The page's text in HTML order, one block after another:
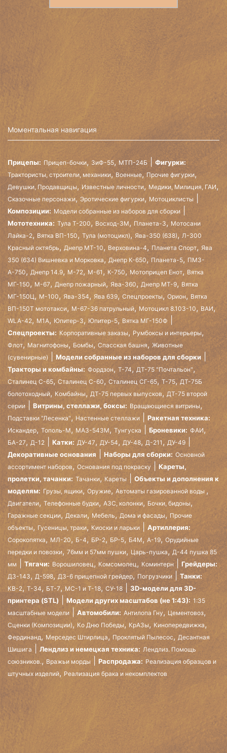
Моментальная навигация
Прицепы: Прицеп-бочки, ЗиФ-55, МТП-24Б Фигурки:
Трактористы, строители, механики, Военные, Прочие фигурки,
Девушки, Продавщицы, Известные личности, Медики, Милиция, ГАИ,
Сказочные персонажи, Эротические фигурки, Мотоциклисты
Композиции: Модели собранные из наборов для сборки
Мототехника: Тула Т-200, Восход-3М, Планета-3, Мотосани
Лайка-2, Вятка ВП-150, Тула (мотоцикл), Ява-350 (638), Л-300
Красный октябрь, Днепр МТ-10, Верховина-4, Планета Спорт, Ява
350 (634) Вишневка и Морковка, Днепр К-650,Планета-5, ПМЗ-
А-750, Днепр 14.9, М-72, М-61 , К-750,Мотоприцеп Енот, Вятка
МГ-150, М-67, Днепр пожарный, Ява-360, Днепр МТ-9, Вятка
МГ-150Ц, М-100, Ява-354, Ява 639, Спецпроекты, Орион, Вятка
ВП-150Т мототакси, М-67-36 патрульный, Мотоцикл 8.103-10, ВАИ,
WLA-42, М1А, Юпитер-3, Юпитер-5, Вятка МГ-150Ф
Спецпроекты: Корпоративные заказы, Румбоксы и интерьеры,
Флот, Магнитофоны, Бомбы, Спасская башня, Животные
(сувенирные)
Модели собранные из наборов для сборки
Тракторы и комбайны: Фордзон, Т-74, ДТ-75 "Почтальон",
Сталинец С-65, Сталинец С-60, Сталинец СГ-65, Т-75, ДТ-75Б
болотоходный, Комбайны, ДТ-75 первых выпусков, ДТ-75 второй
серии
Витрины, стеллажи, боксы: Вращающиеся витрины,
Подставки "Лесенка", Настенные стеллажи Ракетная техника:
Искандер, Тополь-М, МАЗ-543М, Тунгуска Броневики: ФАИ,
БА-27, Д-12 Катки: ДУ-47, ДУ-54, ДУ-48,Д-211, ДУ-49
Декоративные основания Наборы для сборки: Основной
ассортимент наборов, Основания под покраску
Кареты,
пролетки, тачанки: Тачанки, Кареты
Объекты и дополнения к
моделям: Грузы, ящики, Оружие, Автоматы газированной воды ,
Двигатели, Телефонные будки, АЗС, колонки, Бочки, бидоны,
Гаражные секции, Декали, Мебель, Дома и фасады, Прочие
объекты, Гусеницы, траки, Киоски и ларьки Артиллерия:
Сорокопятка, МЛ-20, Б-4, БР-2, БР-5, Б4М, А-19, Орудийные
передки и повозки, 76мм и 57мм пушки, Царь-пушка, Д-44 пушка 85
мм
Тягачи: Ворошиловец, Комсомолец, Коминтерн Грейдеры:
ДЗ-143, Д-598,ДЗ-6 прицепной грейдер,Погрузчики Танки:
КВ-2, Т-34, БТ-7,МС-1 и Т-18, СУ-18
3D-модели для 3D-
принтера (STL)
Модели других масштабов (не 1:43): 1:35
масштабные модели
Автомобили: Антилопа Гну, Цементовоз,
Сценки (Композиции), Ко Дню Победы, КрАЗы,Кинопередвижка,
Фердинанд, Мерседес Штирлица, Проклятый Пылесос, Десантная
Шишига
Лендлиз и немецкая техника: Лендлиз. Помощь
союзников., Вражьи морды Распродажа: Реализация образцов и
штучных изделий, Реализация брака и некомплектов